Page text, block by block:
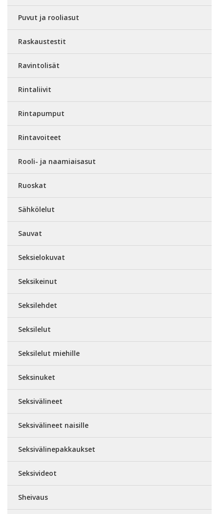
Puvut ja rooliasut
Raskaustestit
Ravintolisät
Rintaliivit
Rintapumput
Rintavoiteet
Rooli- ja naamiaisasut
Ruoskat
Sähkölelut
Sauvat
Seksielokuvat
Seksikeinut
Seksilehdet
Seksilelut
Seksilelut miehille
Seksinuket
Seksivälineet
Seksivälineet naisille
Seksivälinepakkaukset
Seksivideot
Sheivaus